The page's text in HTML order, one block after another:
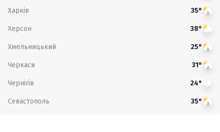
Харків 35°
Херсон 38°
Хмельницький 25°
Черкаси 31°
Чернігів 24°
Севастополь 35°